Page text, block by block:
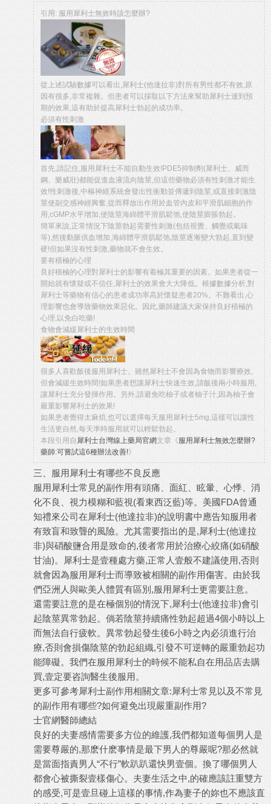
引用: 服用犀利士無效時該怎麼辦?
從上述試驗數據可以看出,犀利士(他達拉非)對所有男性都不有效,原
因有很多,非常複雜。但患者可以採取以下方法來幫助犀利士達到預
期的效果,這有助於提高犀利士勃起的成功率。
必須有性刺激
首先,請記住,服用犀利士不能自動生效!PDE5抑制劑(犀利士、威而
鋼、樂威壯)都能促進血液流向陰莖,但這些藥物必須有性刺激才能生
效!性刺激後,中樞神經系統會發出性衝動並傳遞到陰莖,或直接刺激陰
莖使副交感神經興奮,從而釋放出作用於血管內皮和平滑肌細胞的作
用,cGMP水平增加,使陰莖海綿體平滑肌鬆弛,使陰莖膨脹勃起。
簡單來說,正常情況下陰莖勃起需要性刺激(包括視覺、觸覺或氣味
等),然後動脈供血增加,海綿體平滑肌鬆弛,陰莖逐漸變大勃起,直到變
硬!但如果沒有性刺激,藥物就不會生效。
要有積極的心理
良好積極的心理對犀利士的影響有着極其重要的因素。如果患者從一
開始就有懷疑或不信任,犀利士的效果會大大降低。根據數據分析,對
犀利士等藥物有信心的患者成功率高於懷疑患者20%。不難看出,心
理影響也會導致藥物效果惡化。因此,藥師建議大家保持良好積極的
心理,以免白吃藥!
食物會減緩犀利士的生效時間
很多人喜歡飯後服用犀利士。雖然犀利士不會因為食物而影響療效,
但會減緩生效時間!如果患者想讓犀利士快速生效,請飯後兩小時服用,
讓犀利士充分發揮作用。另外,請避免吃柚子或者柚子汁,因為柚子會
嚴重影響犀利士的效果!
如果患者覺得太麻煩,也可以選擇每天服用犀利士5mg,這樣可以讓性
生活更自然,每天準時服用就可以輕鬆勃起。
本段引用自 犀利士台灣線上藥局官網文章《服用犀利士無效怎麼辦?
藥師:可嘗試這6種辦法改善!》
三、服用犀利士有哪些不良反應
服用犀利士常見的副作用有頭痛、面紅、眩暈、心悸、消
化不良、視力模糊和藍視(看東西泛藍)等。美國FDA曾通
知禮來公司在犀利士(他達拉非)的說明書中應告知服用者
有致盲和致聾的風險。尤其需要指出的是,犀利士(他達拉
非)與硝酸鹽合用是致命的,後者常用於治療心絞痛(如硝酸
甘油)。犀利士是壹種處方藥,正常人壹般不建議使用,否則
就會因為服用犀利士而導致被相關的副作用傷害。由於我
們亞洲人與歐美人體質有區別,服用犀利士更需要註意。
還需要註意的是在極個別的情況下,犀利士(他達拉非)會引
起陰莖異常勃起。倘若陰莖持續痛性勃起超過4個小時以上
而無法自行疲軟。異常勃起發生後6小時之內必須進行治
療,否則會損傷陰莖的勃起組織,引發不可逆轉的嚴重勃起功
能障礙。我們在服用犀利士的時候不能私自在用品店去購
買,壹定要咨詢醫生後服用。
更多可參考犀利士副作用相關文章:犀利士常見以及不常見
的副作用有哪些?如何避免出現嚴重副作用?
士官網醫師總結
良好的夫妻感情需要多方位的維護,我們都知道每個男人是
需要尊嚴的,那麽什麽事情是最下男人的尊嚴呢?那必然就
是當面指責男人“不行”軟趴趴還快男壹個。換了哪個男人
都會心被撕裂壹樣傷心。夫妻生活之中,的確應該註重雙方
的感受,可是壹旦碰上這樣的事情,作為妻子的妳也不應該直